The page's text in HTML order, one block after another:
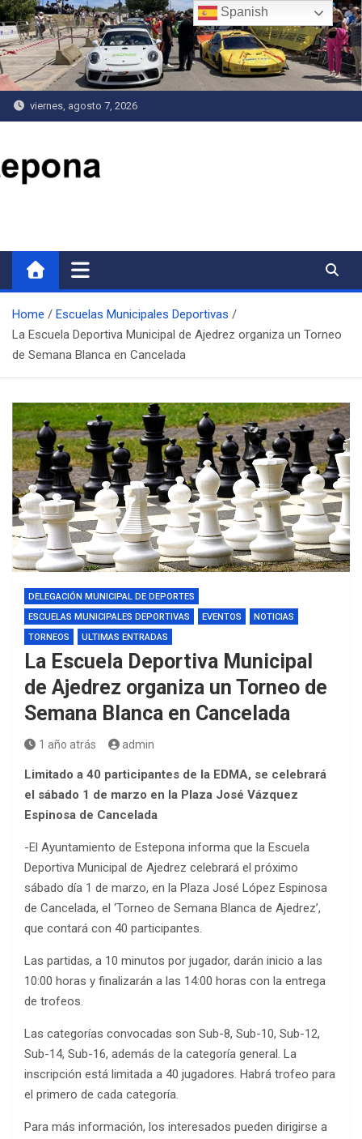
Saltar
al
contenido
viernes, agosto 7, 2026
Home
Escuelas Municipales Deportivas
La Escuela Deportiva Municipal de Ajedrez organiza un Torneo
de Semana Blanca en Cancelada
DELEGACIÓN MUNICIPAL DE DEPORTES
ESCUELAS MUNICIPALES DEPORTIVAS
EVENTOS
NOTICIAS
TORNEOS
ULTIMAS ENTRADAS
La Escuela Deportiva Municipal
de Ajedrez organiza un Torneo de
Semana Blanca en Cancelada
1 año atrás admin
Limitado a 40 participantes de la EDMA, se celebrará
el sábado 1 de marzo en la Plaza José Vázquez
Espinosa de Cancelada
-El Ayuntamiento de Estepona informa que la Escuela
Deportiva Municipal de Ajedrez celebrará el próximo
sábado día 1 de marzo, en la Plaza José López Espinosa
de Cancelada, el ‘Torneo de Semana Blanca de Ajedrez’,
que contará con 40 participantes.
Las partidas, a 10 minutos por jugador, darán inicio a las
10:00 horas y finalizarán a las 14:00 horas con la entrega
de trofeos.
Las categorías convocadas son Sub-8, Sub-10, Sub-12,
Sub-14, Sub-16, además de la categoría general. La
inscripción está limitada a 40 jugadores. Habrá trofeo para
el primero de cada categoría.
Para más información, los interesados pueden dirigirse a
Spanish